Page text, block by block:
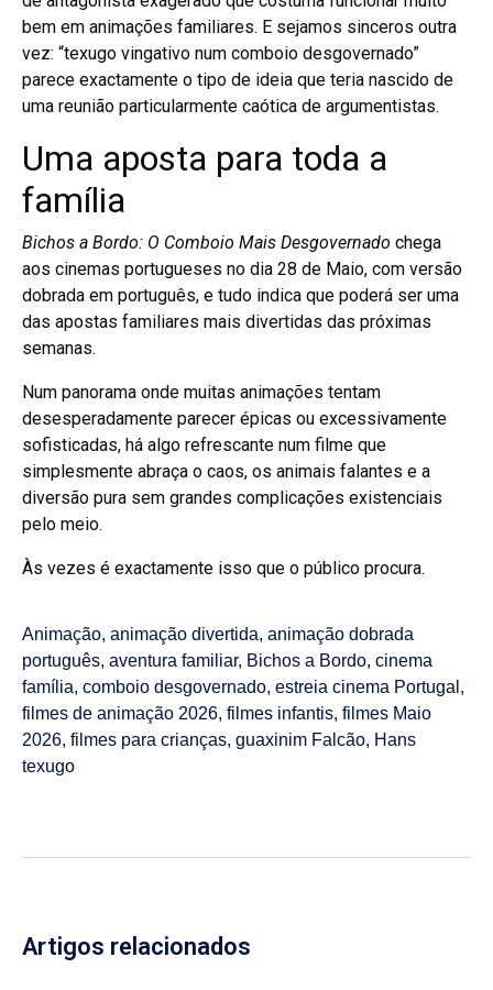
bem em animações familiares. E sejamos sinceros outra
vez: “texugo vingativo num comboio desgovernado”
parece exactamente o tipo de ideia que teria nascido de
uma reunião particularmente caótica de argumentistas.
Uma aposta para toda a
família
Bichos a Bordo: O Comboio Mais Desgovernado chega
aos cinemas portugueses no dia 28 de Maio, com versão
dobrada em português, e tudo indica que poderá ser uma
das apostas familiares mais divertidas das próximas
semanas.
Num panorama onde muitas animações tentam
desesperadamente parecer épicas ou excessivamente
sofisticadas, há algo refrescante num filme que
simplesmente abraça o caos, os animais falantes e a
diversão pura sem grandes complicações existenciais
pelo meio.
Às vezes é exactamente isso que o público procura.
Animação, animação divertida, animação dobrada
português, aventura familiar, Bichos a Bordo, cinema
família, comboio desgovernado, estreia cinema Portugal ,
filmes de animação 2026, filmes infantis, filmes Maio
2026, filmes para crianças, guaxinim Falcão, Hans
texugo
Artigos relacionados